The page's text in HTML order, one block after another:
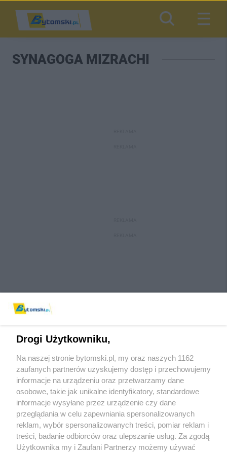
SYNAGOGA MIZRACHI
Wydawca mediów lokalnych
Nie zapomnij
zapoznać się z:
polityką prywatności regulamin korzystania z portali
Twojemiasto Skontaktuj sięz nami
Drogi Użytkowniku,
Na naszej stronie bytomski.pl, my oraz naszych 1162
zaufanych partnerów uzyskujemy dostęp i przechowujemy
informacje na urządzeniu oraz przetwarzamy dane
osobowe, takie jak unikalne identyfikatory, standardowe
informacje wysyłane przez urządzenie czy dane
przeglądania w celu zapewniania spersonalizowanych
reklam, wybór spersonalizowanych treści, pomiar reklam i
treści, badanie odbiorców oraz ulepszanie usług. Za zgodą
Użytkownika my i Zaufani Partnerzy możemy używać